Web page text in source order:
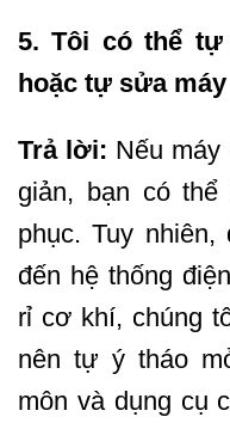
5. Tôi có thể
hoặc tự sửa
Trả lời: Nếu
giản, bạn có
phục. Tuy
đến hệ thống
rỉ cơ khí, chúng
nên tự ý tháo
môn và dụng cụ